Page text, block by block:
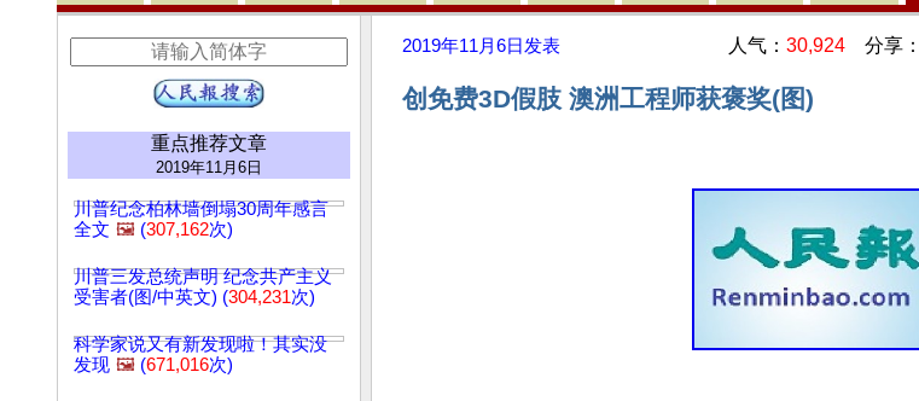
重点推荐文章
2019年11月6日
川普纪念柏林墙倒塌30周年感言
全文 🖼️ (307,162次)
川普三发总统声明 纪念共产主义
受害者(图/中英文) (304,231次)
科学家说又有新发现啦！其实没
发现 🖼️ (671,016次)
2019年11月6日 发表 人气： 30,924 分享：
创免费3D假肢 澳洲工程师获褒奖(图)